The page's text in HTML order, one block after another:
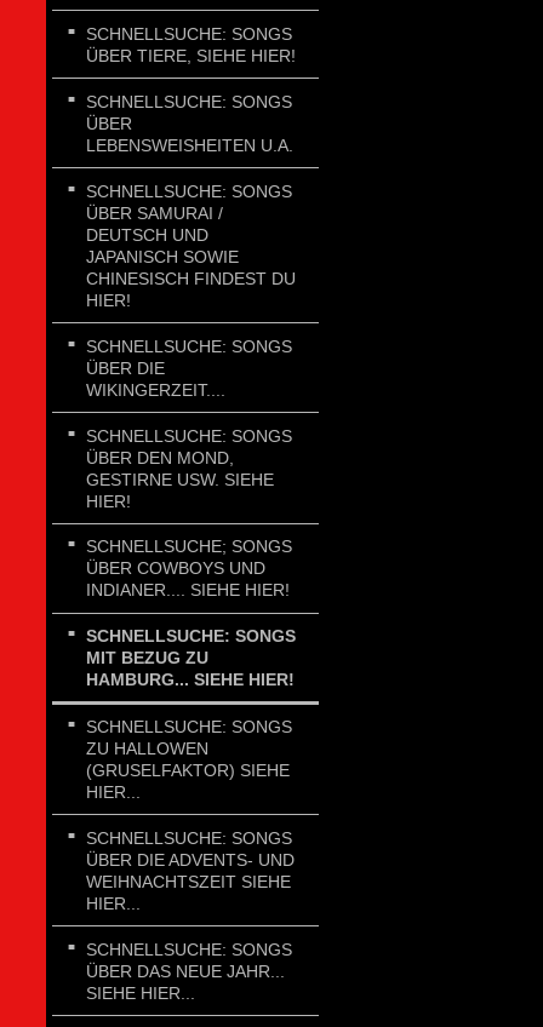
SCHNELLSUCHE: SONGS
ÜBER TIERE, SIEHE HIER!
SCHNELLSUCHE: SONGS
ÜBER
LEBENSWEISHEITEN U.A.
SCHNELLSUCHE: SONGS
ÜBER SAMURAI /
DEUTSCH UND
JAPANISCH SOWIE
CHINESISCH FINDEST DU
HIER!
SCHNELLSUCHE: SONGS
ÜBER DIE
WIKINGERZEIT....
SCHNELLSUCHE: SONGS
ÜBER DEN MOND,
GESTIRNE USW. SIEHE
HIER!
SCHNELLSUCHE; SONGS
ÜBER COWBOYS UND
INDIANER.... SIEHE HIER!
SCHNELLSUCHE: SONGS
MIT BEZUG ZU
HAMBURG... SIEHE HIER!
SCHNELLSUCHE: SONGS
ZU HALLOWEN
(GRUSELFAKTOR) SIEHE
HIER...
SCHNELLSUCHE: SONGS
ÜBER DIE ADVENTS- UND
WEIHNACHTSZEIT SIEHE
HIER...
SCHNELLSUCHE: SONGS
ÜBER DAS NEUE JAHR...
SIEHE HIER...